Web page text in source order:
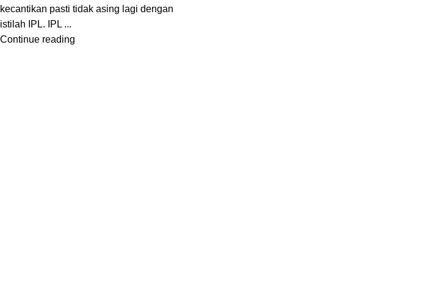
kecantikan pasti tidak asing lagi dengan
istilah IPL. IPL ...
Continue reading